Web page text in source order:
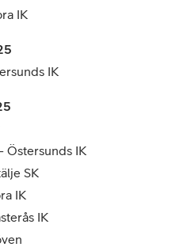
IK
IK
Östersunds IK
SK
IK
IK